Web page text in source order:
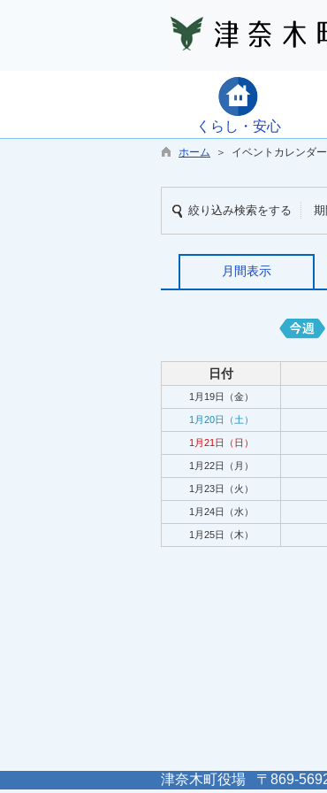
くらし・安心
ホーム ＞ イベントカレンダー
絞り込み検索をする 期
月間表示
日付
1月19日（金）
1月20日（土）
1月21日（日）
1月22日（月）
1月23日（火）
1月24日（水）
1月25日（木）
津奈木町役場 〒869-